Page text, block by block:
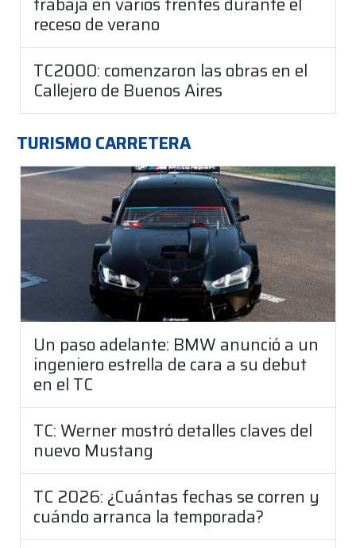
receso de verano
TC2000: comenzaron las obras en el
Callejero de Buenos Aires
TURISMO CARRETERA
Un paso adelante: BMW anunció a un
ingeniero estrella de cara a su debut
en el TC
TC: Werner mostró detalles claves del
nuevo Mustang
TC 2026: ¿Cuántas fechas se corren y
cuándo arranca la temporada?